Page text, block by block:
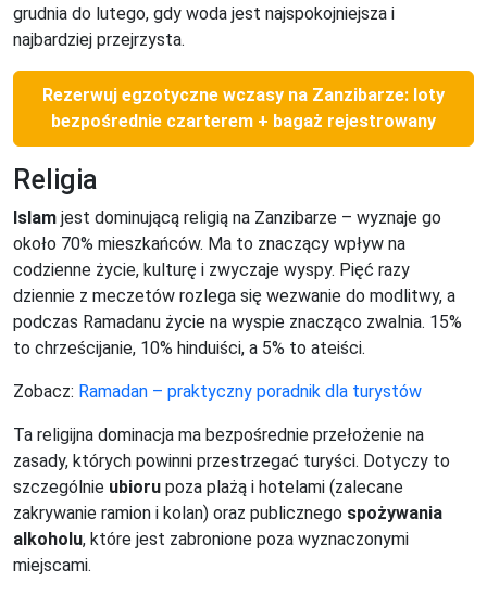
grudnia do lutego, gdy woda jest najspokojniejsza i
najbardziej przejrzysta.
Rezerwuj egzotyczne wczasy na Zanzibarze: loty
bezpośrednie czarterem + bagaż rejestrowany
Religia
Islam jest dominującą religią na Zanzibarze – wyznaje go
około 70% mieszkańców. Ma to znaczący wpływ na
codzienne życie, kulturę i zwyczaje wyspy. Pięć razy
dziennie z meczetów rozlega się wezwanie do modlitwy, a
podczas Ramadanu życie na wyspie znacząco zwalnia. 15%
to chrześcijanie, 10% hinduiści, a 5% to ateiści.
Zobacz: Ramadan – praktyczny poradnik dla turystów
Ta religijna dominacja ma bezpośrednie przełożenie na
zasady, których powinni przestrzegać turyści. Dotyczy to
szczególnie ubioru poza plażą i hotelami (zalecane
zakrywanie ramion i kolan) oraz publicznego spożywania
alkoholu, które jest zabronione poza wyznaczonymi
miejscami.